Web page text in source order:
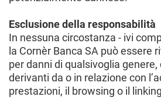
Esclusione della responsabilità
In nessuna circostanza - ivi
la Cornèr Banca SA può essere
per danni di qualsivoglia
derivanti da o in relazione con
prestazioni, il browsing o il